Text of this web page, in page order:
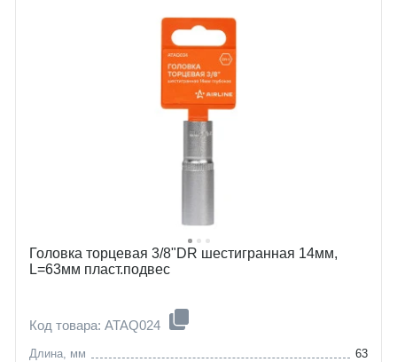
Головка торцевая 3/8"DR шестигранная 14мм,
L=63мм пласт.подвес
Код товара: ATAQ024
Длина, мм
63